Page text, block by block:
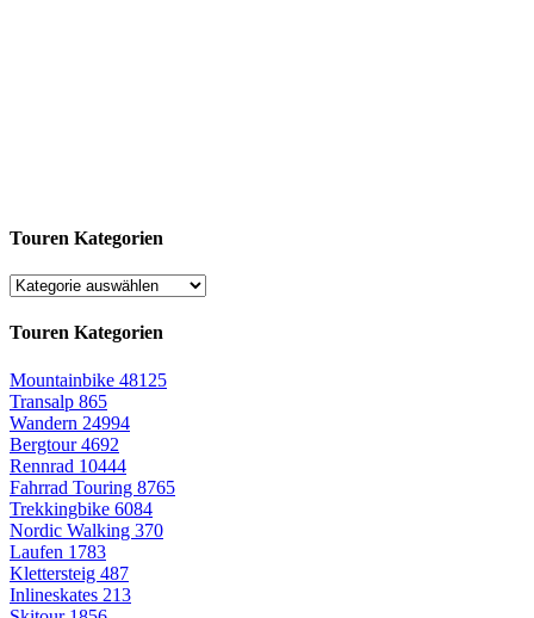
Touren Kategorien
Touren Kategorien
Mountainbike 48125
Transalp 865
Wandern 24994
Bergtour4692
Rennrad 10444
Fahrrad Touring 8765
Trekkingbike 6084
Nordic Walking 370
Laufen 1783
Klettersteig 487
Inlineskates 213